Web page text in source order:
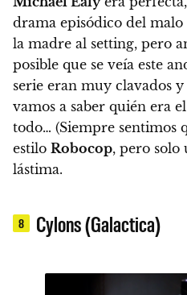
drama episódico del malo
la madre al setting, pero
posible que se veía este
serie eran muy clavados
vamos a saber quién era
todo… (Siempre sentimos
estilo Robocop, pero solo
lástima.
8 Cylons (Galactica)